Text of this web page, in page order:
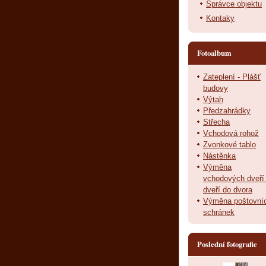
Správce objektu
Kontaky
Fotoalbum
Zateplení - Plášť
budovy
Výtah
Předzahrádky
Střecha
Vchodová rohož
Zvonkové tablo
Nástěnka
Výměna
vchodových dveří
dveří do dvora
Výměna
schránek
Poslední fotografie